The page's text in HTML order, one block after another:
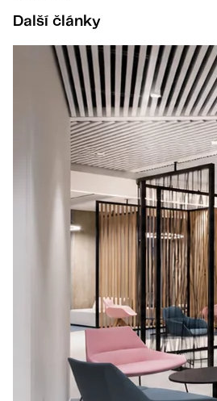
Další články